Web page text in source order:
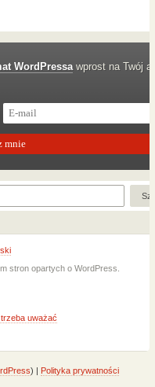
WordPressawprost na Twój
stron opartych o WordPress.
uważać
) | Polityka prywatności